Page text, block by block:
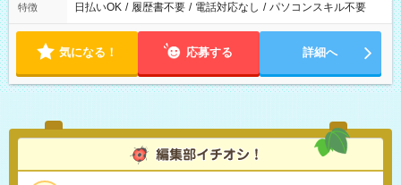
特徴 日払いOK / 履歴書不要 / 電話対応なし / パソコンスキル不要
気になる！ 応募する 詳細へ